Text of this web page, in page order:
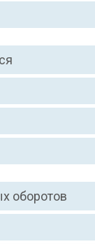
оборотов